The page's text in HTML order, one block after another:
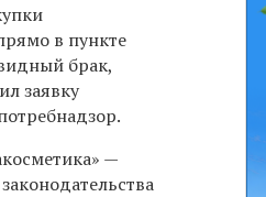
в пункте
брак,
заявку
—